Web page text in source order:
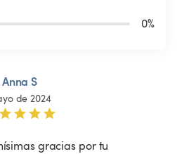
0%
Anna S
de 2024
gracias por tu